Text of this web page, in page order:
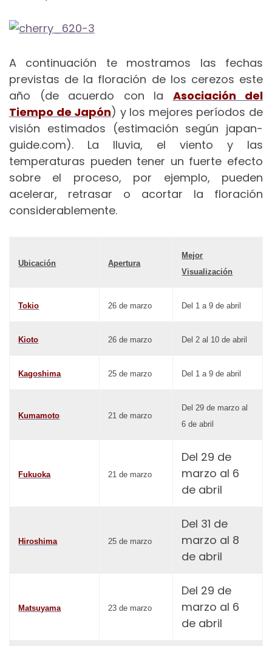
A continuación te mostramos las fechas
previstas de la floración de los cerezos este
año (de acuerdo con la Asociación del
Tiempo de Japón) y los mejores períodos de
visión estimados (estimación según japan-
guide.com). La lluvia, el viento y las
temperaturas pueden tener un fuerte efecto
sobre el proceso, por ejemplo, pueden
acelerar, retrasar o acortar la floración
considerablemente.
Ubicación Apertura
Mejor
Visualización
Tokio 26 de marzo Del 1 a 9 de abril
Kioto 26 de marzo Del 2 al 10 de abril
Kagoshima 25 de marzo Del 1 a 9 de abril
Kumamoto 21 de marzo
Del 29 de marzo al
6 de abril
Fukuoka 21 de marzo
Del 29 de
marzo al 6
de abril
Hiroshima 25 de marzo
Del 31 de
marzo al 8
de abril
Matsuyama 23 de marzo
Del 29 de
marzo al 6
de abril